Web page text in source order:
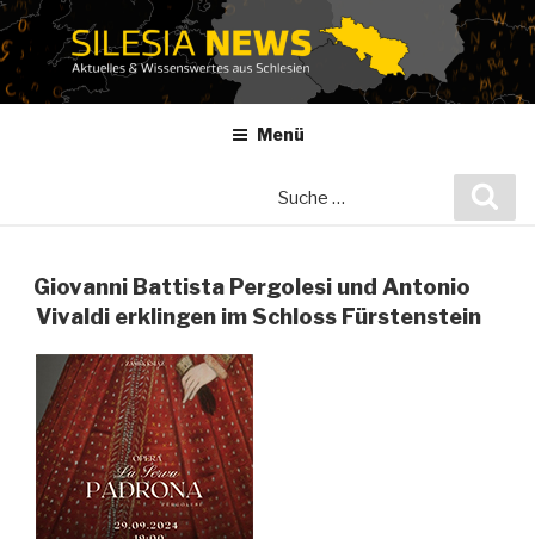
Zum
Inhalt
springen
Menü
Giovanni Battista Pergolesi und Antonio
Vivaldi erklingen im Schloss Fürstenstein